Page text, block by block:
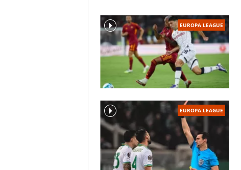
EUROPA LEAGUE
EUROPA LEAGUE